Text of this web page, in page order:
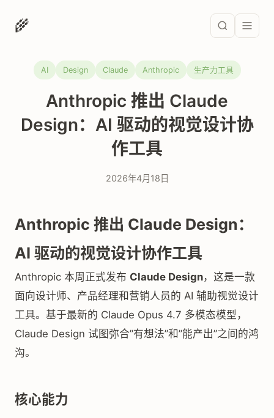
🌾
AI Design Claude Anthropic 生产力工具
Anthropic 推出 Claude
Design：AI 驱动的视觉设计协
作工具
2026年4月18日
Anthropic 推出 Claude Design：
AI 驱动的视觉设计协作工具
Anthropic 本周正式发布 Claude Design，这是一款
面向设计师、产品经理和营销人员的 AI 辅助视觉设计
工具。基于最新的 Claude Opus 4.7 多模态模型，
Claude Design 试图弥合”有想法”和”能产出”之间的鸿
沟。
核心能力